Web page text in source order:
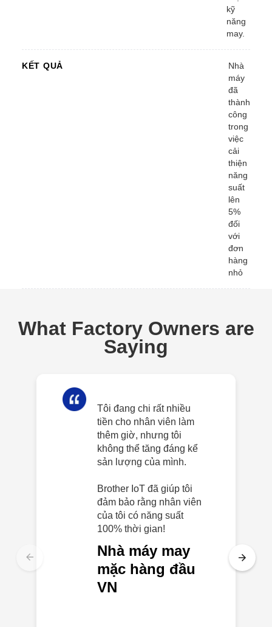
kỹ
năng
may.
KẾT QUẢ
Nhà
máy
đã
thành
công
trong
việc
cải
thiện
năng
suất
lên
5%
đối
với
đơn
hàng
nhỏ
What Factory Owners are
Saying
Tôi đang chi rất nhiều
tiền cho nhân viên làm
thêm giờ, nhưng tôi
không thể tăng đáng kể
sản lượng của mình.
Brother IoT đã giúp tôi
đảm bảo rằng nhân viên
của tôi có năng suất
100% thời gian!
Nhà máy may
mặc hàng đầu
VN